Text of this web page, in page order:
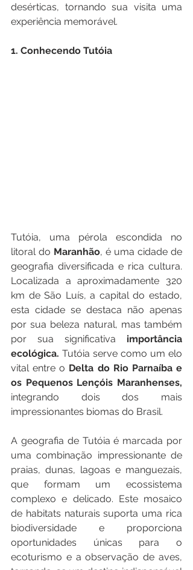
desérticas, tornando sua visita uma
experiência memorável.
1. Conhecendo Tutóia
Tutóia, uma pérola escondida no
litoral do Maranhão, é uma cidade de
geografia diversificada e rica cultura.
Localizada a aproximadamente 320
km de São Luís, a capital do estado,
esta cidade se destaca não apenas
por sua beleza natural, mas também
por sua significativa importância
ecológica. Tutóia serve como um elo
vital entre o Delta do Rio Parnaíba e
integrando dois dos mais
impressionantes biomas do Brasil.
A geografia de Tutóia é marcada por
uma combinação impressionante de
praias, dunas, lagoas e manguezais,
que formam um ecossistema
complexo e delicado. Este mosaico
de habitats naturais suporta uma rica
biodiversidade e proporciona
oportunidades únicas para o
ecoturismo e a observação de aves,